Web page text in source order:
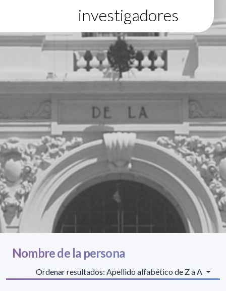
investigadores
Nombre de la persona
Ordenar resultados: Apellido alfabético de Z a A